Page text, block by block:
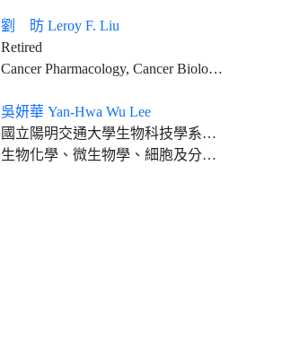
劉 昉 Leroy F. Liu
Retired
Cancer Pharmacology, Cancer Biology, Aging Biology
吳妍華 Yan-Hwa Wu Lee
國立陽明交通大學生物科技學系終身講座教授
生物化學、微生物學、細胞及分子生物學、分子病毒學